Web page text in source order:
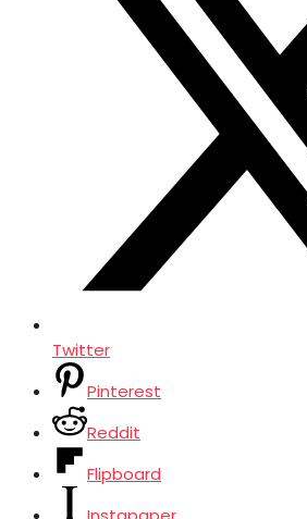
Twitter
Pinterest
Reddit
Flipboard